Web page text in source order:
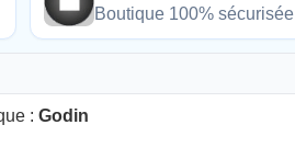
Boutique 100% sécurisée
: Godin